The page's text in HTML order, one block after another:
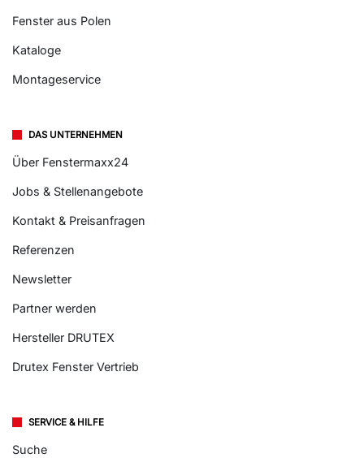
Fenster aus Polen
Kataloge
Montageservice
DAS UNTERNEHMEN
Über Fenstermaxx24
Jobs & Stellenangebote
Kontakt & Preisanfragen
Referenzen
Newsletter
Partner werden
Hersteller DRUTEX
Drutex Fenster Vertrieb
SERVICE & HILFE
Suche